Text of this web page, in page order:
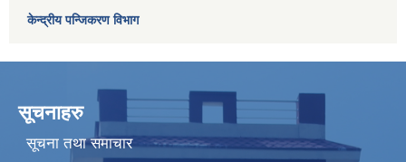
केन्द्रीय पन्जिकरण विभाग
सूचनाहरु
सूचना तथा समाचार